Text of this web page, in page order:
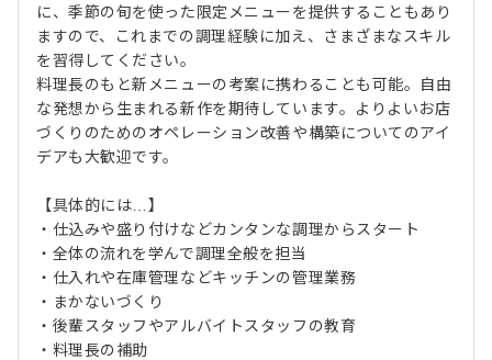
に、季節の旬を使った限定メニューを提供することもあり
ますので、これまでの調理経験に加え、さまざまなスキル
を習得してください。
料理長のもと新メニューの考案に携わることも可能。自由
な発想から生まれる新作を期待しています。よりよいお店
づくりのためのオペレーション改善や構築についてのアイ
デアも大歓迎です。
【具体的には…】
・仕込みや盛り付けなどカンタンな調理からスタート
・全体の流れを学んで調理全般を担当
・仕入れや在庫管理などキッチンの管理業務
・まかないづくり
・後輩スタッフやアルバイトスタッフの教育
・料理長の補助